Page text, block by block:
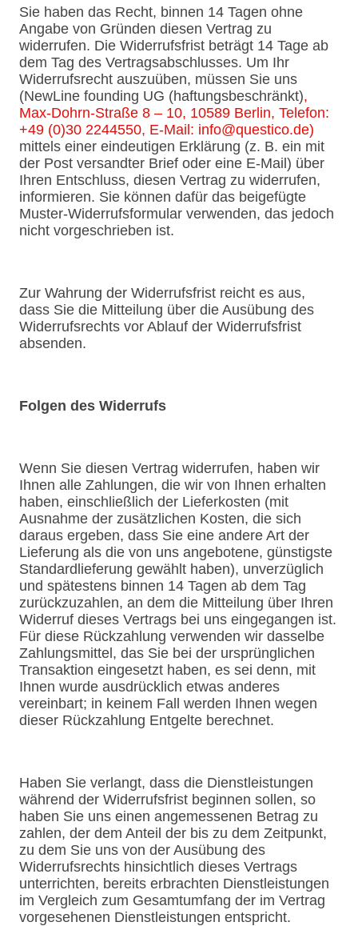
Sie haben das Recht, binnen 14 Tagen ohne
Angabe von Gründen diesen Vertrag zu
widerrufen. Die Widerrufsfrist beträgt 14 Tage ab
dem Tag des Vertragsabschlusses. Um Ihr
Widerrufsrecht auszuüben, müssen Sie uns
(NewLine founding UG (haftungsbeschränkt),
Max-Dohrn-Straße 8 – 10, 10589 Berlin, Telefon:
+49 (0)30 2244550, E-Mail: info@questico.de)
mittels einer eindeutigen Erklärung (z. B. ein mit
der Post versandter Brief oder eine E-Mail) über
Ihren Entschluss, diesen Vertrag zu widerrufen,
informieren. Sie können dafür das beigefügte
Muster-Widerrufsformular verwenden, das jedoch
nicht vorgeschrieben ist.
Zur Wahrung der Widerrufsfrist reicht es aus,
dass Sie die Mitteilung über die Ausübung des
Widerrufsrechts vor Ablauf der Widerrufsfrist
absenden.
Folgen des Widerrufs
Wenn Sie diesen Vertrag widerrufen, haben wir
Ihnen alle Zahlungen, die wir von Ihnen erhalten
haben, einschließlich der Lieferkosten (mit
Ausnahme der zusätzlichen Kosten, die sich
daraus ergeben, dass Sie eine andere Art der
Lieferung als die von uns angebotene, günstigste
Standardlieferung gewählt haben), unverzüglich
und spätestens binnen 14 Tagen ab dem Tag
zurückzuzahlen, an dem die Mitteilung über Ihren
Widerruf dieses Vertrags bei uns eingegangen ist.
Für diese Rückzahlung verwenden wir dasselbe
Zahlungsmittel, das Sie bei der ursprünglichen
Transaktion eingesetzt haben, es sei denn, mit
Ihnen wurde ausdrücklich etwas anderes
vereinbart; in keinem Fall werden Ihnen wegen
dieser Rückzahlung Entgelte berechnet.
Haben Sie verlangt, dass die Dienstleistungen
während der Widerrufsfrist beginnen sollen, so
haben Sie uns einen angemessenen Betrag zu
zahlen, der dem Anteil der bis zu dem Zeitpunkt,
zu dem Sie uns von der Ausübung des
Widerrufsrechts hinsichtlich dieses Vertrags
unterrichten, bereits erbrachten Dienstleistungen
im Vergleich zum Gesamtumfang der im Vertrag
vorgesehenen Dienstleistungen entspricht.